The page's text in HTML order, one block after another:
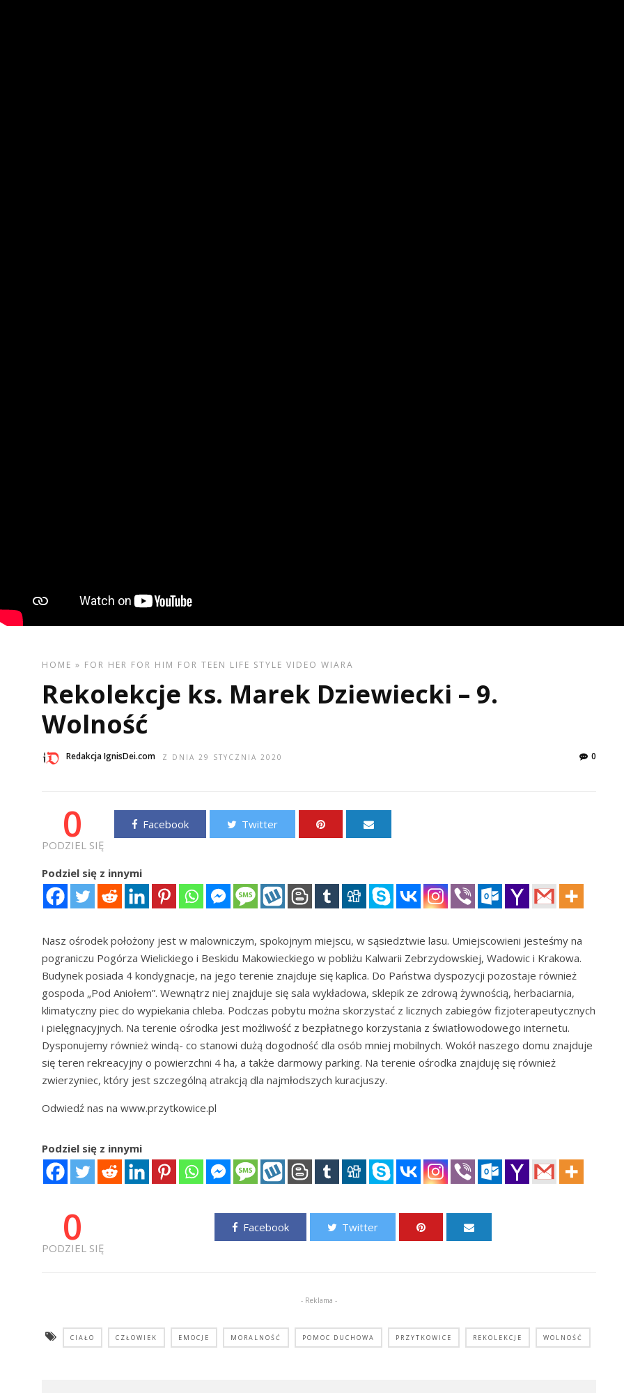
HOME » FOR HER FOR HIM FOR TEEN LIFE STYLE VIDEO WIARA
Rekolekcje ks. Marek Dziewiecki – 9.
Wolność
Redakcja IgnisDei.com Z DNIA 29 STYCZNIA 2020 0
0
PODZIEL SIĘ
Facebook Twitter
Podziel się z innymi
Nasz ośrodek położony jest w malowniczym, spokojnym miejscu, w sąsiedztwie lasu. Umiejscowieni jesteśmy na
pograniczu Pogórza Wielickiego i Beskidu Makowieckiego w pobliżu Kalwarii Zebrzydowskiej, Wadowic i Krakowa.
Budynek posiada 4 kondygnacje, na jego terenie znajduje się kaplica. Do Państwa dyspozycji pozostaje również
gospoda „Pod Aniołem”. Wewnątrz niej znajduje się sala wykładowa, sklepik ze zdrową żywnością, herbaciarnia,
klimatyczny piec do wypiekania chleba. Podczas pobytu można skorzystać z licznych zabiegów fizjoterapeutycznych
i pielęgnacyjnych. Na terenie ośrodka jest możliwość z bezpłatnego korzystania z światłowodowego internetu.
Dysponujemy również windą- co stanowi dużą dogodność dla osób mniej mobilnych. Wokół naszego domu znajduje
się teren rekreacyjny o powierzchni 4 ha, a także darmowy parking. Na terenie ośrodka znajduję się również
zwierzyniec, który jest szczególną atrakcją dla najmłodszych kuracjuszy.
Odwiedź nas na www.przytkowice.pl
Podziel się z innymi
0
PODZIEL SIĘ
Facebook Twitter
- Reklama -
CIAŁO CZŁOWIEK EMOCJE MORALNOŚĆ POMOC DUCHOWA PRZYTKOWICE REKOLEKCJE WOLNOŚĆ